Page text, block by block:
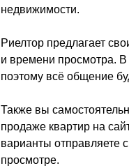
недвижимости.
Риелтор предлагает
и времени просмотра. В
поэтому всё общение
Также вы
продаже квартир на
варианты отправляете
просмотре.